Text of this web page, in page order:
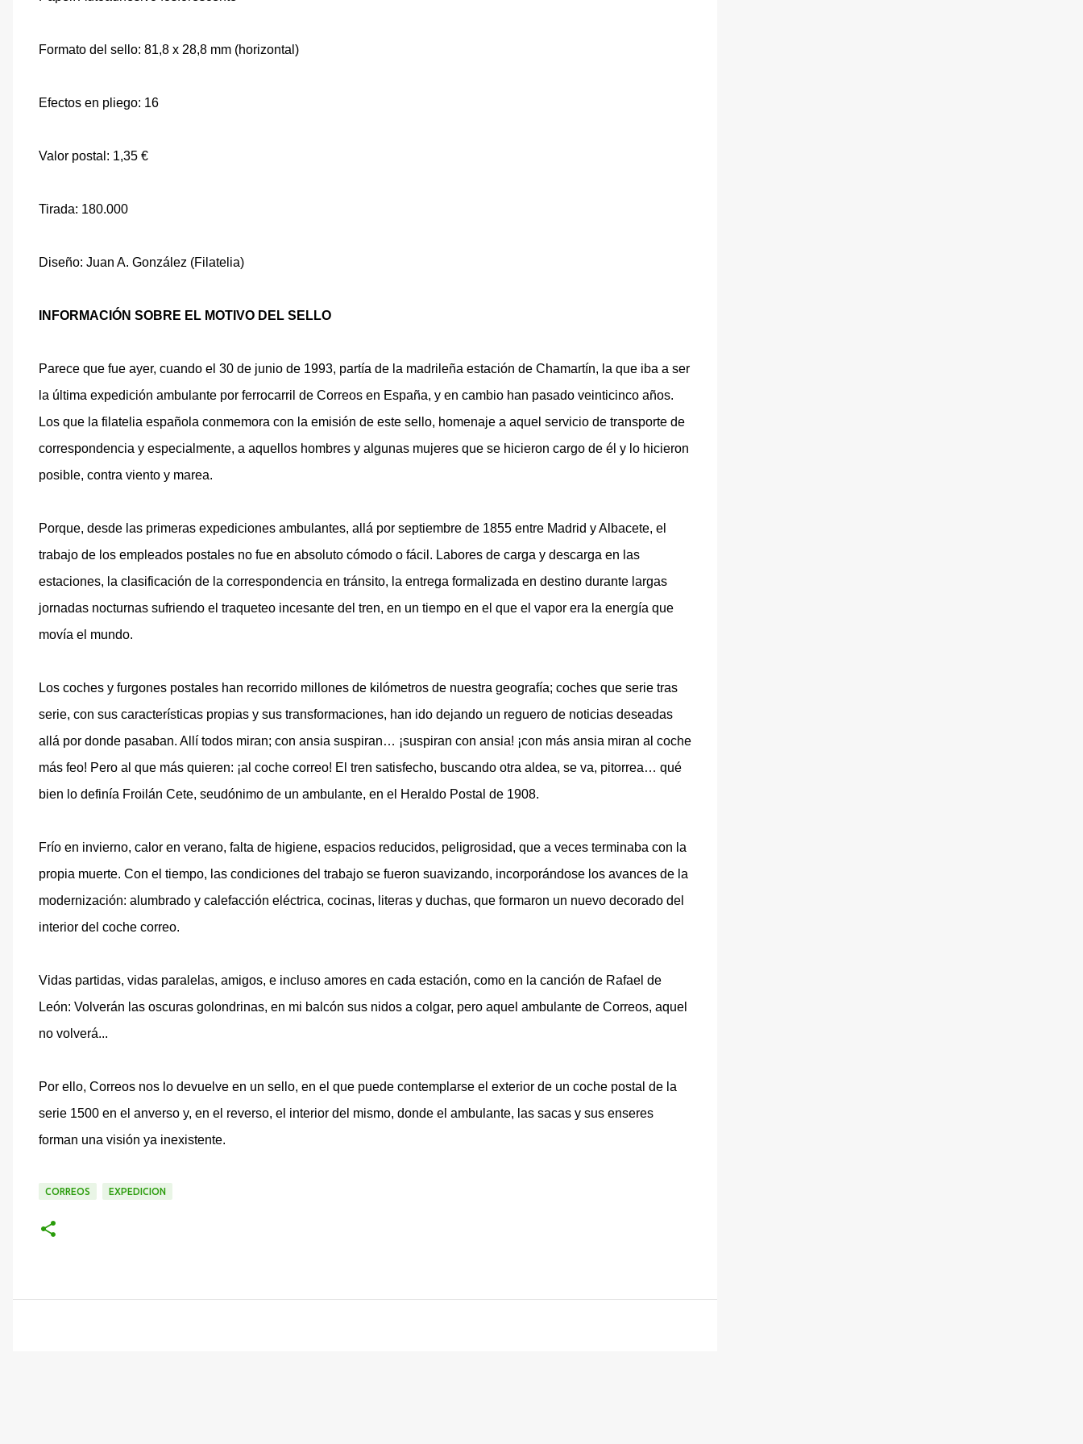
Formato del sello: 81,8 x 28,8 mm (horizontal)
Efectos en pliego: 16
Valor postal: 1,35 €
Tirada: 180.000
Diseño: Juan A. González (Filatelia)
INFORMACIÓN SOBRE EL MOTIVO DEL SELLO
Parece que fue ayer, cuando el 30 de junio de 1993, partía de la madrileña estación de Chamartín, la que iba a ser
la última expedición ambulante por ferrocarril de Correos en España, y en cambio han pasado veinticinco años.
Los que la filatelia española conmemora con la emisión de este sello, homenaje a aquel servicio de transporte de
correspondencia y especialmente, a aquellos hombres y algunas mujeres que se hicieron cargo de él y lo hicieron
posible, contra viento y marea.
Porque, desde las primeras expediciones ambulantes, allá por septiembre de 1855 entre Madrid y Albacete, el
trabajo de los empleados postales no fue en absoluto cómodo o fácil. Labores de carga y descarga en las
estaciones, la clasificación de la correspondencia en tránsito, la entrega formalizada en destino durante largas
jornadas nocturnas sufriendo el traqueteo incesante del tren, en un tiempo en el que el vapor era la energía que
movía el mundo.
Los coches y furgones postales han recorrido millones de kilómetros de nuestra geografía; coches que serie tras
serie, con sus características propias y sus transformaciones, han ido dejando un reguero de noticias deseadas
allá por donde pasaban. Allí todos miran; con ansia suspiran… ¡suspiran con ansia! ¡con más ansia miran al coche
más feo! Pero al que más quieren: ¡al coche correo! El tren satisfecho, buscando otra aldea, se va, pitorrea… qué
bien lo definía Froilán Cete, seudónimo de un ambulante, en el Heraldo Postal de 1908.
Frío en invierno, calor en verano, falta de higiene, espacios reducidos, peligrosidad, que a veces terminaba con la
propia muerte. Con el tiempo, las condiciones del trabajo se fueron suavizando, incorporándose los avances de la
modernización: alumbrado y calefacción eléctrica, cocinas, literas y duchas, que formaron un nuevo decorado del
interior del coche correo.
Vidas partidas, vidas paralelas, amigos, e incluso amores en cada estación, como en la canción de Rafael de
León: Volverán las oscuras golondrinas, en mi balcón sus nidos a colgar, pero aquel ambulante de Correos, aquel
no volverá...
Por ello, Correos nos lo devuelve en un sello, en el que puede contemplarse el exterior de un coche postal de la
serie 1500 en el anverso y, en el reverso, el interior del mismo, donde el ambulante, las sacas y sus enseres
forman una visión ya inexistente.
CORREOS EXPEDICION